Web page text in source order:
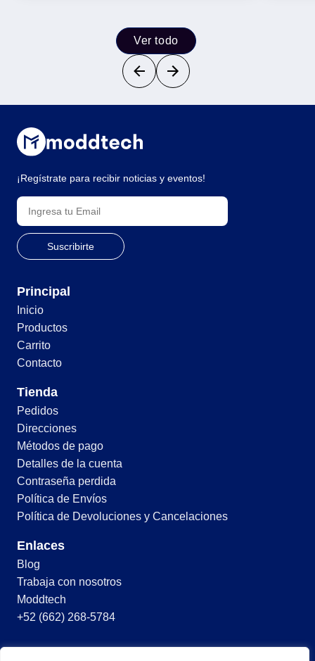
Ver todo
¡Regístrate para recibir noticias y eventos!
Principal
Inicio
Productos
Carrito
Contacto
Tienda
Pedidos
Direcciones
Métodos de pago
Detalles de la cuenta
Contraseña perdida
Política de Envíos
Política de Devoluciones y Cancelaciones
Enlaces
Blog
Trabaja con nosotros
Moddtech
+52 (662) 268-5784